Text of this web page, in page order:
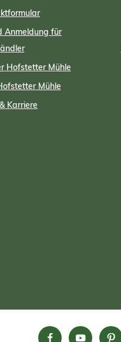
Anmeldung für
Hofstetter Mühle
Mühle
Karriere